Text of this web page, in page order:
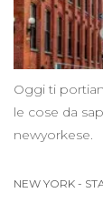
Oggi ti
le cose da
newyorkese.
NEW YORK -